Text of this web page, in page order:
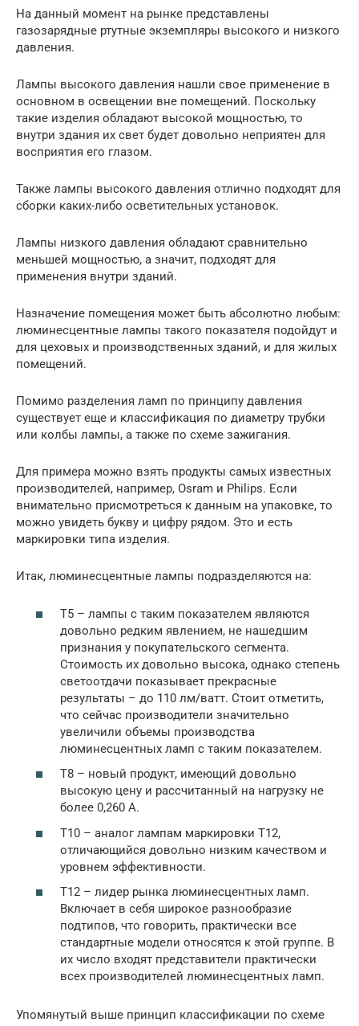
На данный момент на рынке представлены
газозарядные ртутные экземпляры высокого и низкого
давления.
Лампы высокого давления нашли свое применение в
основном в освещении вне помещений. Поскольку
такие изделия обладают высокой мощностью, то
внутри здания их свет будет довольно неприятен для
восприятия его глазом.
Также лампы высокого давления отлично подходят для
сборки каких-либо осветительных установок.
Лампы низкого давления обладают сравнительно
меньшей мощностью, а значит, подходят для
применения внутри зданий.
Назначение помещения может быть абсолютно любым:
люминесцентные лампы такого показателя подойдут и
для цеховых и производственных зданий, и для жилых
помещений.
Помимо разделения ламп по принципу давления
существует еще и классификация по диаметру трубки
или колбы лампы, а также по схеме зажигания.
Для примера можно взять продукты самых известных
производителей, например, Osram и Philips. Если
внимательно присмотреться к данным на упаковке, то
можно увидеть букву и цифру рядом. Это и есть
маркировки типа изделия.
Итак, люминесцентные лампы подразделяются на:
Т5 – лампы с таким показателем являются
довольно редким явлением, не нашедшим
признания у покупательского сегмента.
Стоимость их довольно высока, однако степень
светоотдачи показывает прекрасные
результаты – до 110 лм/ватт. Стоит отметить,
что сейчас производители значительно
увеличили объемы производства
люминесцентных ламп с таким показателем.
Т8 – новый продукт, имеющий довольно
высокую цену и рассчитанный на нагрузку не
более 0,260 А.
Т10 – аналог лампам маркировки Т12,
отличающийся довольно низким качеством и
уровнем эффективности.
Т12 – лидер рынка люминесцентных ламп.
Включает в себя широкое разнообразие
подтипов, что говорить, практически все
стандартные модели относятся к этой группе. В
их число входят представители практически
всех производителей люминесцентных ламп.
Упомянутый выше принцип классификации по схеме